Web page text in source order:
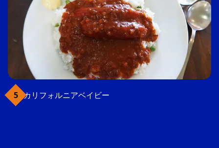
カリフォルニアベイビー